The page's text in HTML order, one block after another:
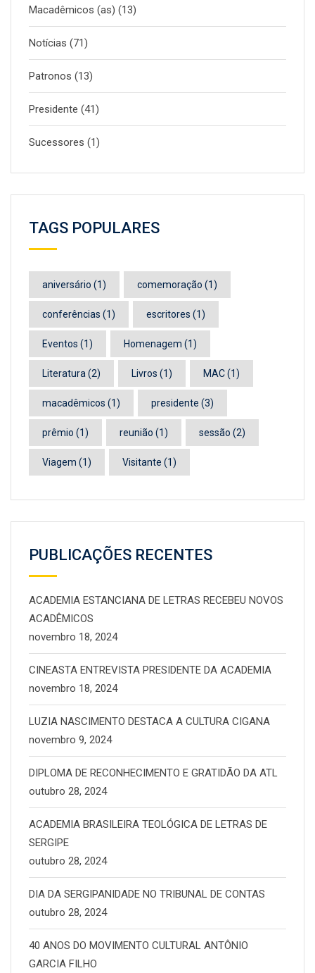
Macadêmicos (as) (13)
Notícias (71)
Patronos (13)
Presidente (41)
Sucessores (1)
TAGS POPULARES
aniversário (1) comemoração (1)
conferências (1) escritores (1)
Eventos (1) Homenagem (1)
Literatura (2) Livros (1) MAC(1)
macadêmicos (1) presidente (3)
prêmio (1) reunião (1) sessão (2)
Viagem (1) Visitante (1)
PUBLICAÇÕES RECENTES
ACADEMIA ESTANCIANA DE LETRAS RECEBEU NOVOS
ACADÊMICOS
novembro 18, 2024
CINEASTA ENTREVISTA PRESIDENTE DA ACADEMIA
novembro 18, 2024
LUZIA NASCIMENTO DESTACA A CULTURA CIGANA
novembro 9, 2024
DIPLOMA DE RECONHECIMENTO E GRATIDÃO DA ATL
outubro 28, 2024
ACADEMIA BRASILEIRA TEOLÓGICA DE LETRAS DE
SERGIPE
outubro 28, 2024
DIA DA SERGIPANIDADE NO TRIBUNAL DE CONTAS
outubro 28, 2024
40 ANOS DO MOVIMENTO CULTURAL ANTÔNIO
GARCIA FILHO